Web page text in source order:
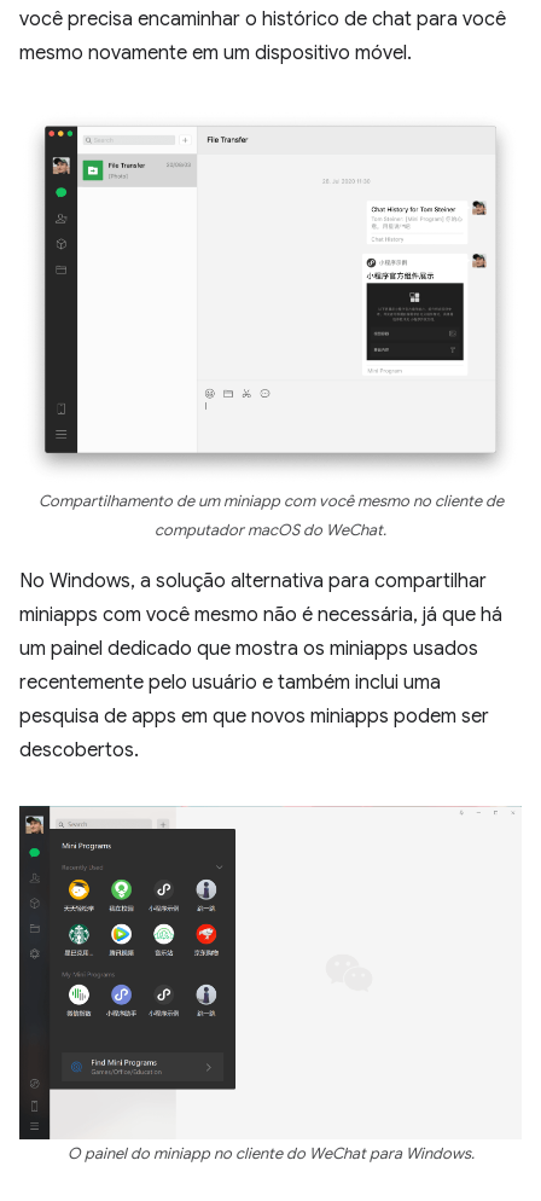
você precisa encaminhar o histórico de chat para você
mesmo novamente em um dispositivo móvel.
Compartilhamento de um miniapp com você mesmo no cliente de
computador macOS do WeChat.
No Windows, a solução alternativa para compartilhar
miniapps com você mesmo não é necessária, já que há
um painel dedicado que mostra os miniapps usados
recentemente pelo usuário e também inclui uma
pesquisa de apps em que novos miniapps podem ser
descobertos.
O painel do miniapp no cliente do WeChat para Windows.